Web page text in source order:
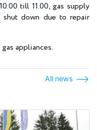
till 11.00, gas supply
down due to repair
appliances.
All news